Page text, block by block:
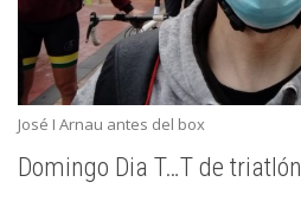
José I Arnau antes del box
Domingo Dia T…T de triatlón